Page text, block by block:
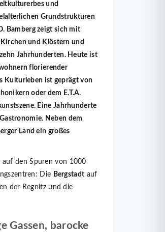
und
Grundstrukturen
Bamberg zeigt sich mit
und Klöstern und
Jahrhunderten. Heute ist
florierender
Kulturleben ist geprägt von
oder dem E.T.A.
Eine Jahrhunderte
Neben dem
Land ein großes
den Spuren von 1000
Die Bergstadt auf
der Regnitz und die
Gassen, barocke